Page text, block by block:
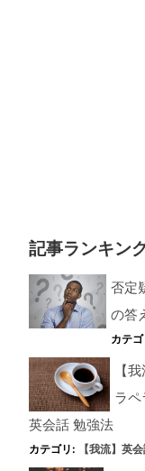
記事ランキン
否定
の答
カテ
【
ラ
英会話 勉強法
カテゴリ: 【我流】英